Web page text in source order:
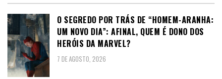
O SEGREDO POR TRÁS DE “HOMEM-ARANHA:
UM NOVO DIA”: AFINAL, QUEM É DONO DOS
HERÓIS DA MARVEL?
7 DE AGOSTO, 2026